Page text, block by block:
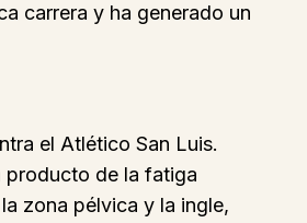
carrera y ha generado un
el Atlético San Luis.
producto de la fatiga
zona pélvica y la ingle,